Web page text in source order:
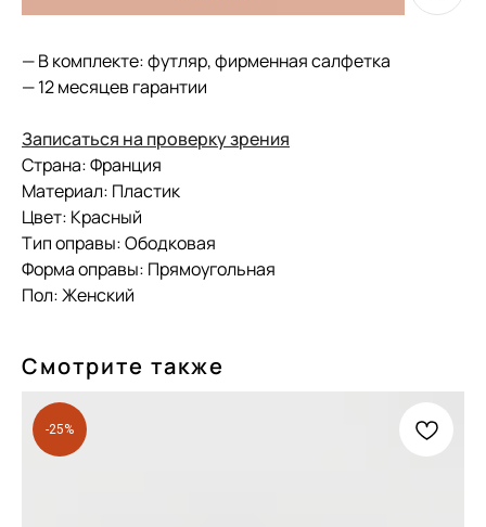
— В комплекте: футляр, фирменная салфетка
— 12 месяцев гарантии
Записаться на проверку зрения
Страна: Франция
Материал: Пластик
Цвет: Красный
Тип оправы: Ободковая
Форма оправы: Прямоугольная
Пол: Женский
Смотрите также
-25%